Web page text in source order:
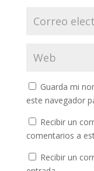
Guarda mi
este navegador
Recibir un
comentarios a
Recibir un